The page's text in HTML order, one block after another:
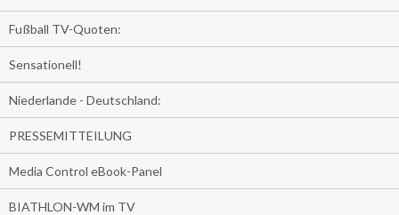
Fußball TV-Quoten:
Sensationell!
Niederlande - Deutschland:
PRESSEMITTEILUNG
Media Control eBook-Panel
BIATHLON-WM im TV